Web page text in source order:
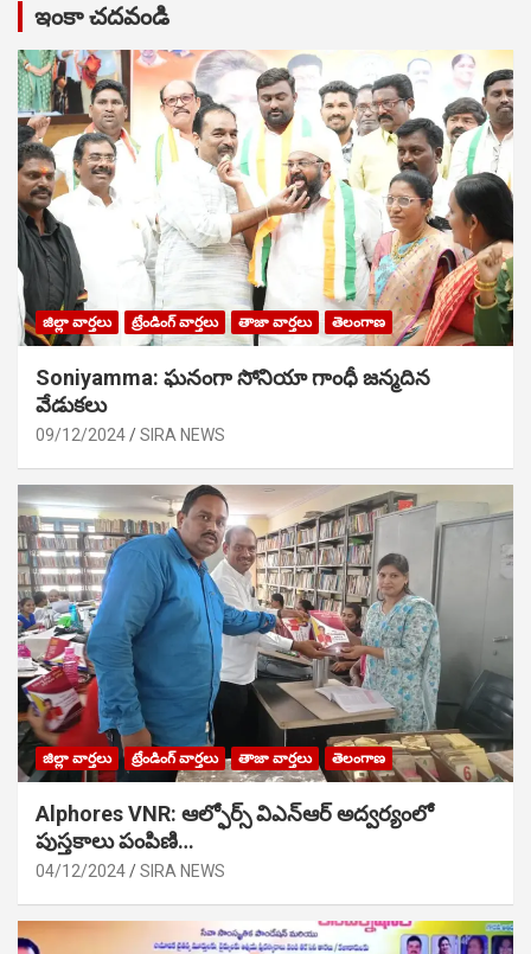
ఇంకా చదవండి
జిల్లా వార్తలు ట్రేండింగ్ వార్తలు తాజా వార్తలు తెలంగాణ
Soniyamma: ఘ‌నంగా సోనియా గాంధీ జ‌న్మ‌దిన
వేడుక‌లు
09/12/2024 SIRA NEWS
జిల్లా వార్తలు ట్రేండింగ్ వార్తలు తాజా వార్తలు తెలంగాణ
Alphores VNR: ఆల్ఫోర్స్ విఎన్ఆర్ అద్వర్యంలో
పుస్తకాలు పంపిణి…
04/12/2024 SIRA NEWS